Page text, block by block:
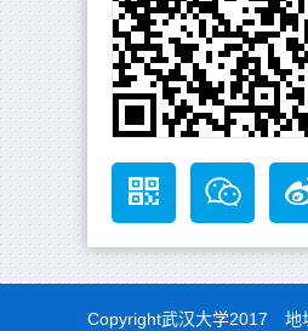
Copyright武汉大学2017 地